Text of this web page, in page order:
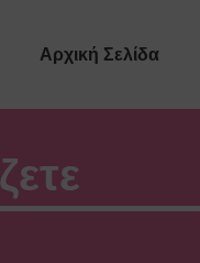
Αρχική Σελίδα